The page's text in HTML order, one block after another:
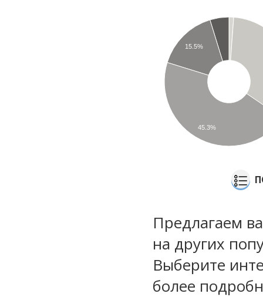
15.5%
45.3%
Предлагаем
на других
Выберите
более